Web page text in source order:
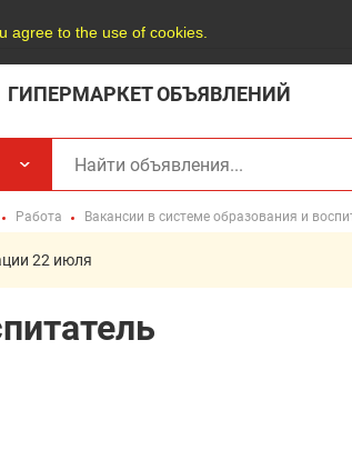
agree to the use of cookies.
ГИПЕРМАРКЕТ ОБЪЯВЛЕНИЙ
Работа Вакансии в системе образования и
22 июля